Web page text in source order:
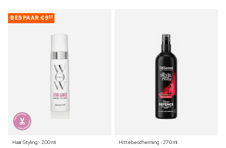
BESPAAR €904
Haar Styling ⋅ 200 ml
Hittebescherming ⋅ 270 ml